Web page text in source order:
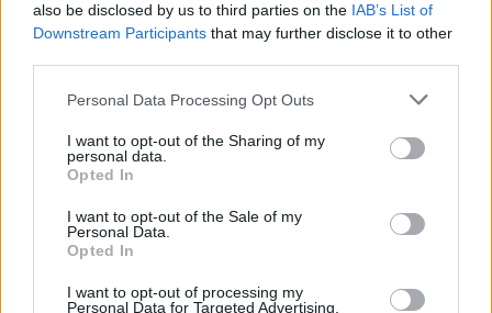
also be disclosed by us to third parties on the IAB’s List of
Downstream Participants that may further disclose it to other
Personal Data Processing Opt Outs
I want to opt-out of the Sharing of my
personal data.
Opted In
I want to opt-out of the Sale of my
Personal Data.
Opted In
I want to opt-out of processing my
Personal Data for Targeted Advertising.
Covilhã: Especialista aponta investimento estrangeiro e
Rio de Janeiro: Governo do Estado propõe parceria com a
FUNCEX para “reforçar inteligência sobre comércio
exterior”